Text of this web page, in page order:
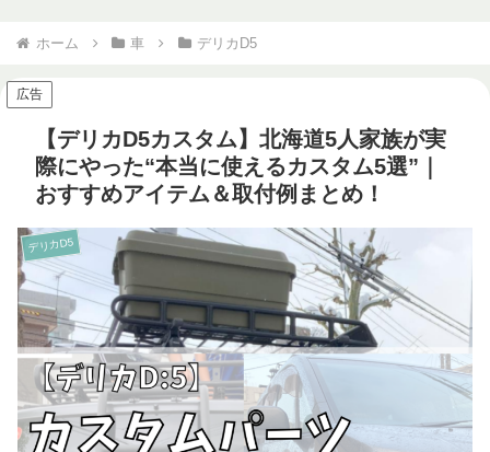
ホーム 車 デリカD5
広告
【デリカD5カスタム】北海道5人家族が実
際にやった“本当に使えるカスタム5選”｜
おすすめアイテム＆取付例まとめ！
デリカD5